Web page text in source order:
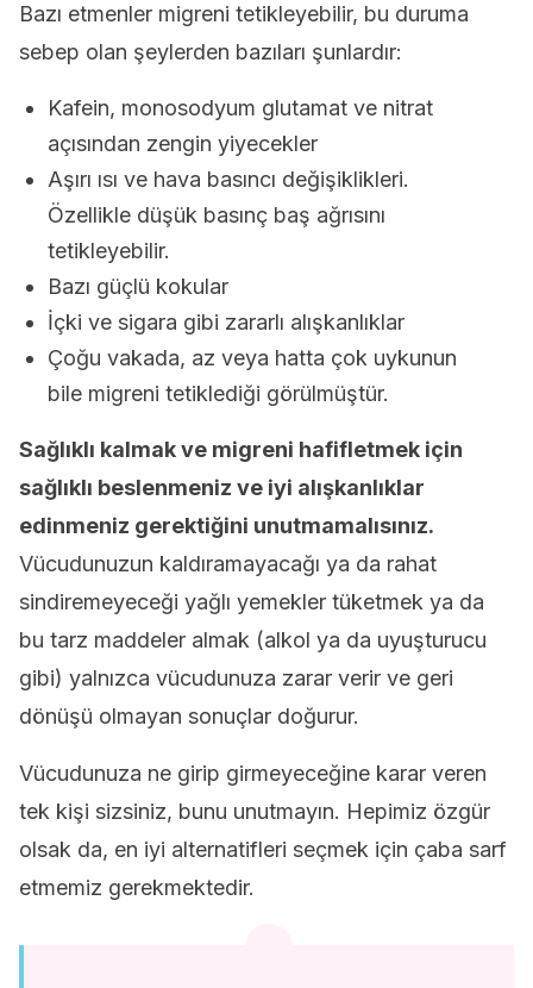
Bazı etmenler migreni tetikleyebilir, bu duruma
sebep olan şeylerden bazıları şunlardır:
Kafein, monosodyum glutamat ve nitrat
açısından zengin yiyecekler
Aşırı ısı ve hava basıncı değişiklikleri.
Özellikle düşük basınç baş ağrısını
tetikleyebilir.
Bazı güçlü kokular
İçki ve sigara gibi zararlı alışkanlıklar
Çoğu vakada, az veya hatta çok uykunun
bile migreni tetiklediği görülmüştür.
Sağlıklı kalmak ve migreni hafifletmek için
sağlıklı beslenmeniz ve iyi alışkanlıklar
edinmeniz gerektiğini unutmamalısınız.
Vücudunuzun kaldıramayacağı ya da rahat
sindiremeyeceği yağlı yemekler tüketmek ya da
bu tarz maddeler almak (alkol ya da uyuşturucu
gibi) yalnızca vücudunuza zarar verir ve geri
dönüşü olmayan sonuçlar doğurur.
Vücudunuza ne girip girmeyeceğine karar veren
tek kişi sizsiniz, bunu unutmayın. Hepimiz özgür
olsak da, en iyi alternatifleri seçmek için çaba sarf
etmemiz gerekmektedir.